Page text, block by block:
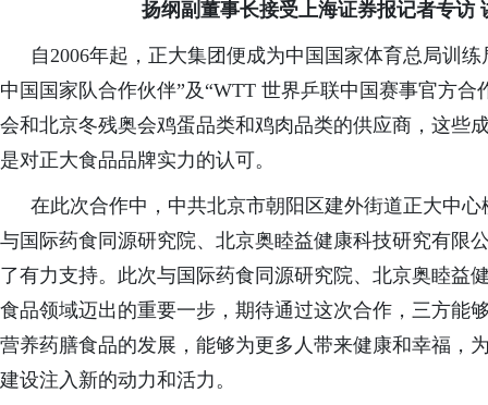
扬纲副董事长接受上海证券报记者专访
自2006年起，正大集团便成为中国国家体育总局训
中国国家队合作伙伴”及“WTT 世界乒联中国赛事官方
会和北京冬残奥会鸡蛋品类和鸡肉品类的供应商，这些
是对正大食品品牌实力的认可。
在此次合作中， 中共北京市朝阳区建外街道正大中
与国际药食同源研究院、北京奥睦益健康科技研究有限
了有力支持。此次与国际药食同源研究院、北京奥睦益
食品领域迈出的重要一步，期待通过这次合作，三方能
营养药膳食品的发展，能够为更多人带来健康和幸福，
建设注入新的动力和活力。